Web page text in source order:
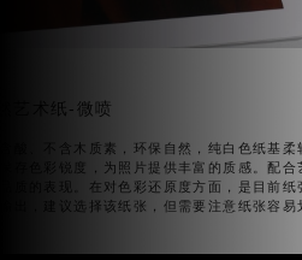
艺术纸-微喷
酸、不含木质素，环保自然，纯白色纸基柔
存色彩锐度，为照片提供丰富的质感。配合
质的表现。在对色彩还原度方面，是目前纸
出，建议选择该纸张，但需要注意纸张容易